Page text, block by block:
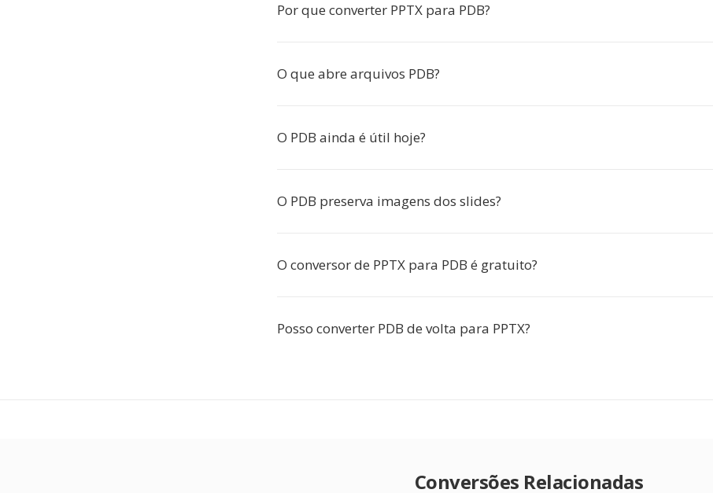
Por que converter PPTX para PDB?
O que abre arquivos PDB?
O PDB ainda é útil hoje?
O PDB preserva imagens dos slides?
O conversor de PPTX para PDB é gratuito?
Posso converter PDB de volta para PPTX?
Conversões Relacionadas